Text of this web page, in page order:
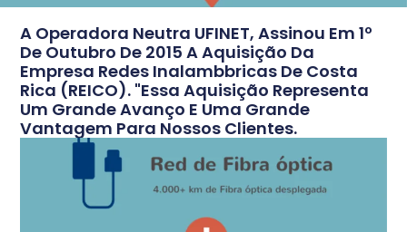
A Operadora Neutra UFINET, Assinou Em 1º
De Outubro De 2015 A Aquisição Da
Empresa Redes Inalambbricas De Costa
Rica (REICO). "Essa Aquisição Representa
Um Grande Avanço E Uma Grande
Vantagem Para Nossos Clientes.